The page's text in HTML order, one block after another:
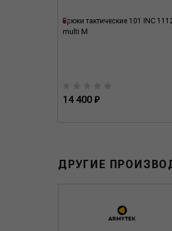
Брюки тактические 101 INC
multi M
14 400 ₽
ДРУГИЕ